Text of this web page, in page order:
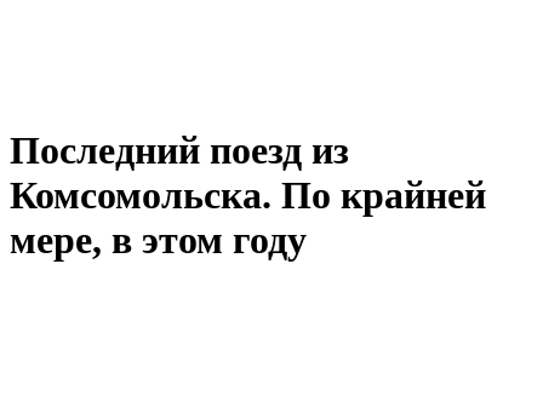
Последний поезд из
Комсомольска. По крайней
мере, в этом году